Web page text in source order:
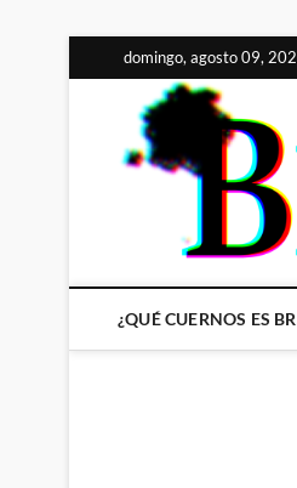
al
contenido
domingo, agosto 09,
¿QUÉ CUERNOS ES